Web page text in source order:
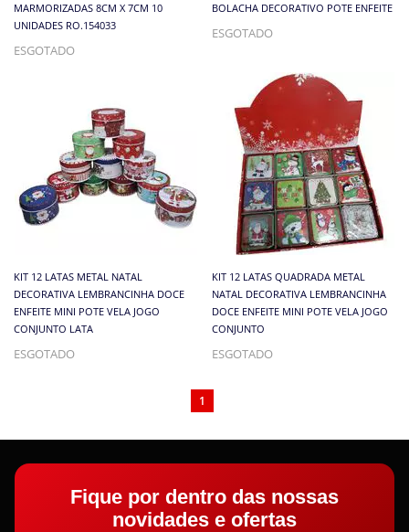
MARMORIZADAS 8CM X 7CM 10
UNIDADES RO.154033
ESGOTADO
BOLACHA DECORATIVO POTE ENFEITE
ESGOTADO
KIT 12 LATAS METAL NATAL
DECORATIVA LEMBRANCINHA DOCE
ENFEITE MINI POTE VELA JOGO
CONJUNTO LATA
ESGOTADO
KIT 12 LATAS QUADRADA METAL
NATAL DECORATIVA LEMBRANCINHA
DOCE ENFEITE MINI POTE VELA JOGO
CONJUNTO
ESGOTADO
1
Fique por dentro das nossas
novidades e ofertas